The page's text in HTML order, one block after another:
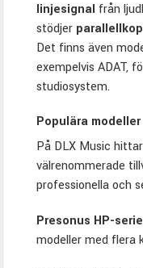
linjesignal från
stödjer
Det finns även
exempelvis ADAT,
studiosystem.
Populära
På DLX Music
välrenommerade
professionella och
Presonus HP-
modeller med flera